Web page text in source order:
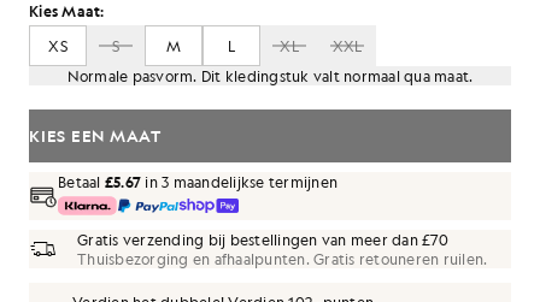
Kies Maat:
XS
S M L XL
XXL
Normale pasvorm. Dit kledingstuk valt normaal qua maat.
KIES EEN MAAT
Betaal £5.67 in 3 maandelijkse termijnen
Gratis verzending bij bestellingen van meer dan £70
Thuisbezorging en afhaalpunten. Gratis retouneren ruilen.